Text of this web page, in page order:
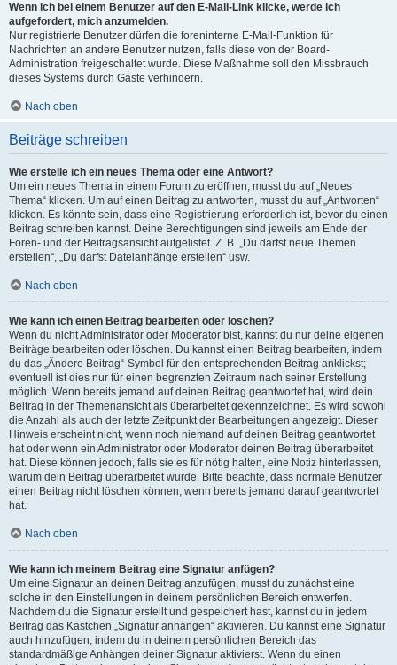
Wenn ich bei einem Benutzer auf den E-Mail-Link klicke, werde ich
aufgefordert, mich anzumelden.
Nur registrierte Benutzer dürfen die foreninterne E-Mail-Funktion für
Nachrichten an andere Benutzer nutzen, falls diese von der Board-
Administration freigeschaltet wurde. Diese Maßnahme soll den Missbrauch
dieses Systems durch Gäste verhindern.
Nach oben
Beiträge schreiben
Wie erstelle ich ein neues Thema oder eine Antwort?
Um ein neues Thema in einem Forum zu eröffnen, musst du auf „Neues
Thema“ klicken. Um auf einen Beitrag zu antworten, musst du auf „Antworten“
klicken. Es könnte sein, dass eine Registrierung erforderlich ist, bevor du einen
Beitrag schreiben kannst. Deine Berechtigungen sind jeweils am Ende der
Foren- und der Beitragsansicht aufgelistet. Z. B. „Du darfst neue Themen
erstellen“, „Du darfst Dateianhänge erstellen“ usw.
Nach oben
Wie kann ich einen Beitrag bearbeiten oder löschen?
Wenn du nicht Administrator oder Moderator bist, kannst du nur deine eigenen
Beiträge bearbeiten oder löschen. Du kannst einen Beitrag bearbeiten, indem
du das „Ändere Beitrag“-Symbol für den entsprechenden Beitrag anklickst;
eventuell ist dies nur für einen begrenzten Zeitraum nach seiner Erstellung
möglich. Wenn bereits jemand auf deinen Beitrag geantwortet hat, wird dein
Beitrag in der Themenansicht als überarbeitet gekennzeichnet. Es wird sowohl
die Anzahl als auch der letzte Zeitpunkt der Bearbeitungen angezeigt. Dieser
Hinweis erscheint nicht, wenn noch niemand auf deinen Beitrag geantwortet
hat oder wenn ein Administrator oder Moderator deinen Beitrag überarbeitet
hat. Diese können jedoch, falls sie es für nötig halten, eine Notiz hinterlassen,
warum dein Beitrag überarbeitet wurde. Bitte beachte, dass normale Benutzer
einen Beitrag nicht löschen können, wenn bereits jemand darauf geantwortet
hat.
Nach oben
Wie kann ich meinem Beitrag eine Signatur anfügen?
Um eine Signatur an deinen Beitrag anzufügen, musst du zunächst eine
solche in den Einstellungen in deinem persönlichen Bereich entwerfen.
Nachdem du die Signatur erstellt und gespeichert hast, kannst du in jedem
Beitrag das Kästchen „Signatur anhängen“ aktivieren. Du kannst eine Signatur
auch hinzufügen, indem du in deinem persönlichen Bereich das
standardmäßige Anhängen deiner Signatur aktivierst. Wenn du einen